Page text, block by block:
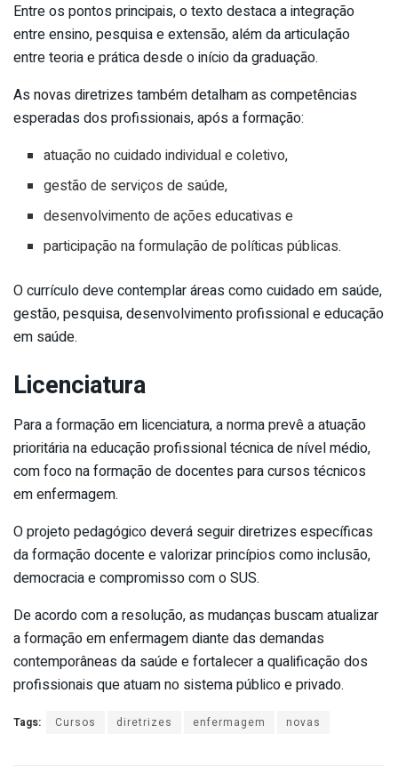
Entre os pontos principais, o texto destaca a integração
entre ensino, pesquisa e extensão, além da articulação
entre teoria e prática desde o início da graduação.
As novas diretrizes também detalham as competências
esperadas dos profissionais, após a formação:
atuação no cuidado individual e coletivo,
gestão de serviços de saúde,
desenvolvimento de ações educativas e
participação na formulação de políticas públicas.
O currículo deve contemplar áreas como cuidado em saúde,
gestão, pesquisa, desenvolvimento profissional e educação
em saúde.
Licenciatura
Para a formação em licenciatura, a norma prevê a atuação
prioritária na educação profissional técnica de nível médio,
com foco na formação de docentes para cursos técnicos
em enfermagem.
O projeto pedagógico deverá seguir diretrizes específicas
da formação docente e valorizar princípios como inclusão,
democracia e compromisso com o SUS.
De acordo com a resolução, as mudanças buscam atualizar
a formação em enfermagem diante das demandas
contemporâneas da saúde e fortalecer a qualificação dos
profissionais que atuam no sistema público e privado.
Tags: Cursos diretrizes enfermagem novas